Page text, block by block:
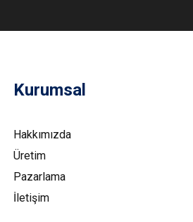
Kurumsal
Hakkımızda
Üretim
Pazarlama
İletişim